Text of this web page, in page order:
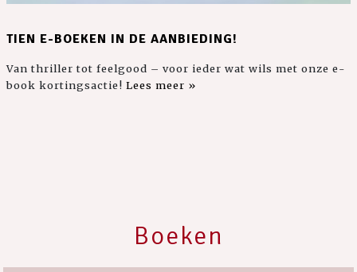
TIEN E-BOEKEN IN DE AANBIEDING!
Van thriller tot feelgood – voor ieder wat wils met onze e-
book kortingsactie! Lees meer »
Boeken